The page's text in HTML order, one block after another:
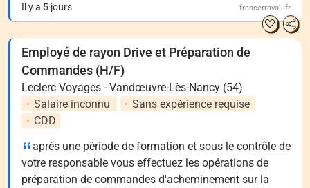
Il y a 5 jours francetravail.fr
Employé de rayon Drive et Préparation de
Commandes (H/F)
Leclerc Voyages - Vandœuvre-Lès-Nancy (54)
Salaire inconnu
Sans expérience requise
CDD
après une période de formation et sous le contrôle de
votre responsable vous effectuez les opérations de
préparation de commandes d'acheminement sur la